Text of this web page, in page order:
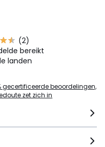
(2)
bereikt
landen
gecertificeerde beoordelingen,
zet zich in